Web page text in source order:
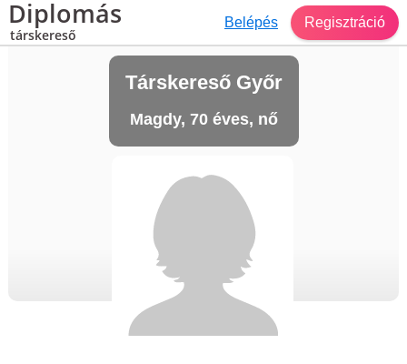
Diplomás
társkereső
Belépés Regisztráció
Társkereső Győr
Magdy, 70 éves, nő